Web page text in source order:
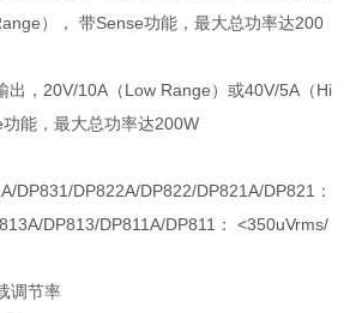
）， 带Sense功能，最大总功率达200
出， 20V/10A （Low Range）或40V/5A （Hi
功能，最大总功率达200W
DP831/DP822A/DP822/DP821A/DP821 ：
DP813/DP811A/DP811 ：
<350uVrms/
调节率